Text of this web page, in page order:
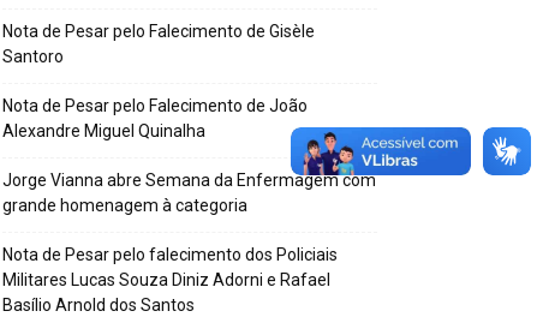
Nota de Pesar pelo Falecimento de Gisèle
Santoro
Nota de Pesar pelo Falecimento de João
Alexandre Miguel Quinalha
Jorge Vianna abre Semana da Enfermagem com
grande homenagem à categoria
Nota de Pesar pelo falecimento dos Policiais
Militares Lucas Souza Diniz Adorni e Rafael
Basílio Arnold dos Santos